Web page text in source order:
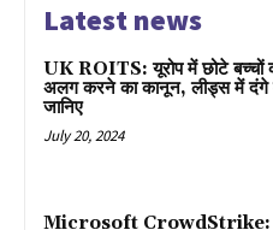
Latest news
UK ROITS: यूरोप में छोटे बच्चों
अलग करने का कानून, लीड्स में दंगे
जानिए
July 20, 2024
Microsoft CrowdStrike: